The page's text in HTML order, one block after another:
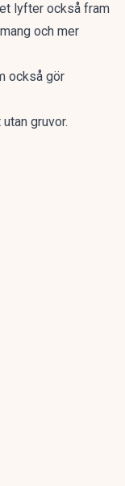
lyfter också fram
och mer
också gör
gruvor.